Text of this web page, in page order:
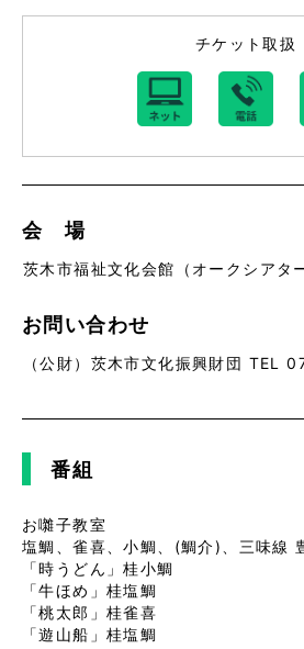
チケット取扱
会 場
茨木市福祉文化会館（オークシアタ
お問い合わせ
（公財）茨木市文化振興財団 TEL
番組
お囃子教室
塩鯛、雀喜、小鯛、(鯛介)、三味線
「時うどん」桂小鯛
「牛ほめ」桂塩鯛
「桃太郎」桂雀喜
「遊山船」桂塩鯛